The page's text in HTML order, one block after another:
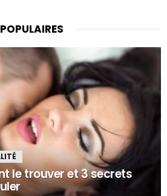
POPULAIRES
le trouver et 3 secrets